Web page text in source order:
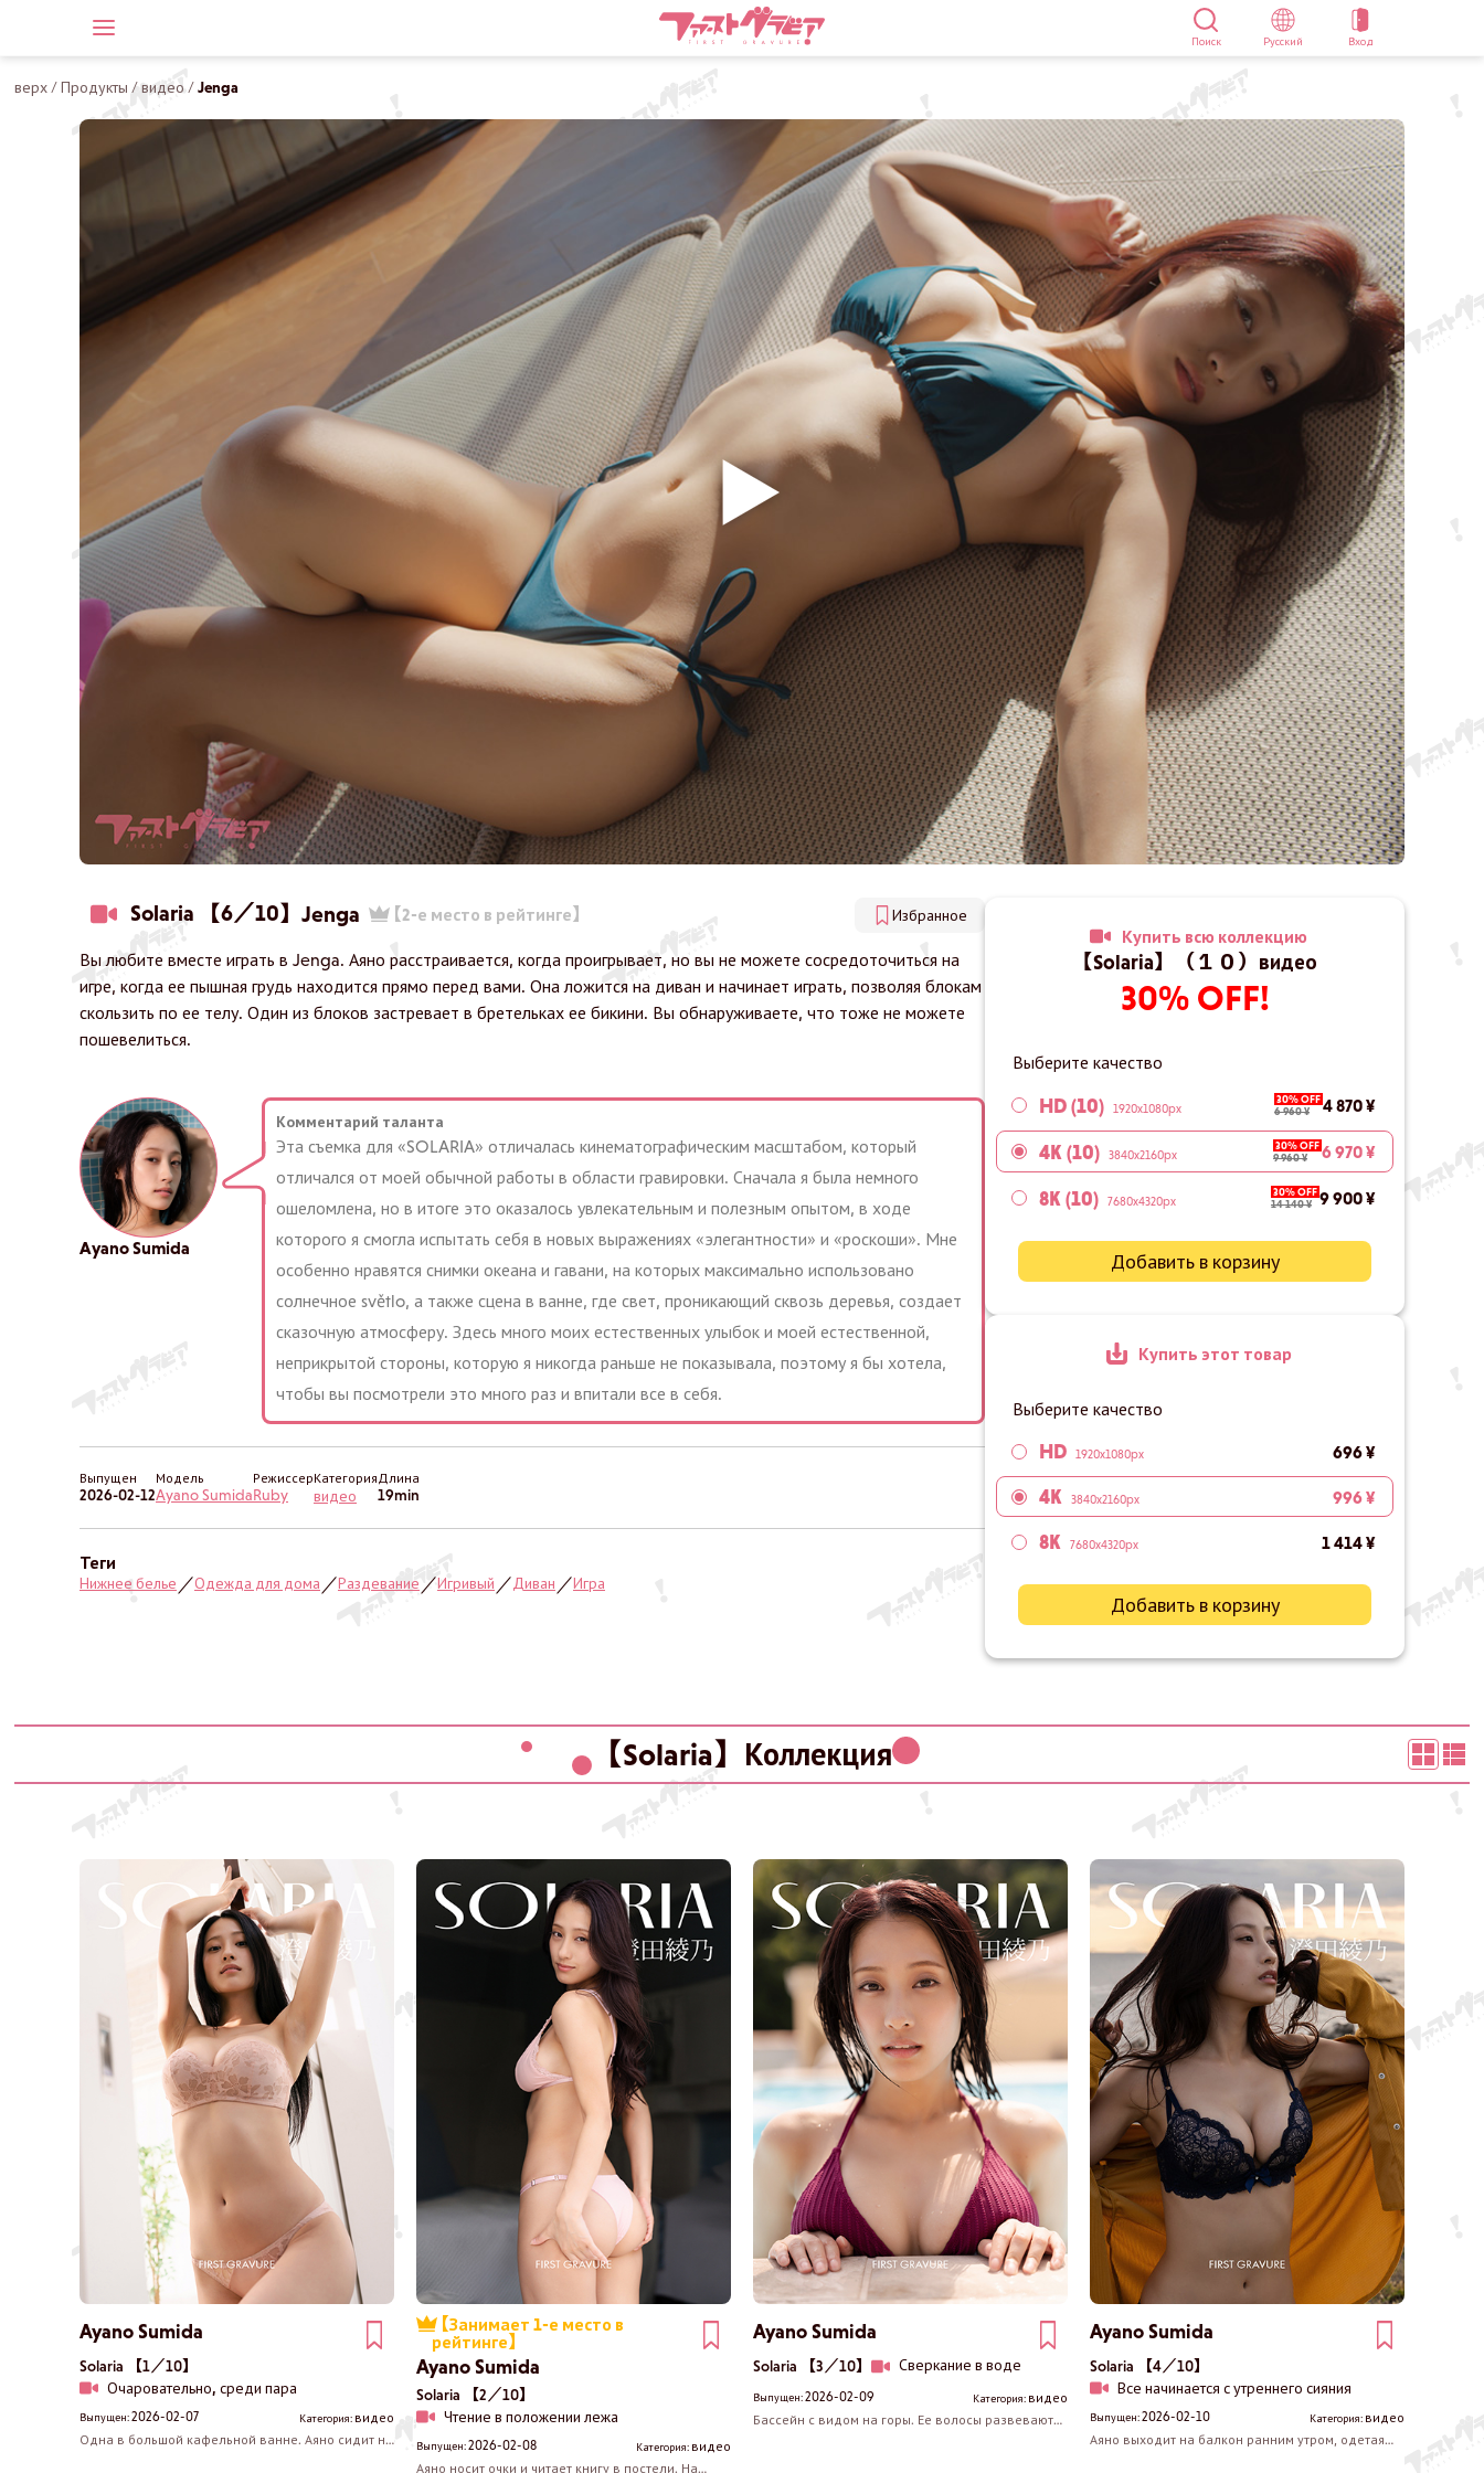
Поиск Русский Вход
верх /Продукты /видео /Jenga
Solaria 【6／10】 Jenga 【2-е место в рейтинге】 Избранное
Вы любите вместе играть в Jenga. Аяно расстраивается, когда проигрывает, но вы не можете сосредоточиться на
игре, когда ее пышная грудь находится прямо перед вами. Она ложится на диван и начинает играть, позволяя блокам
скользить по ее телу. Один из блоков застревает в бретельках ее бикини. Вы обнаруживаете, что тоже не можете
пошевелиться.
Ayano Sumida
Комментарий таланта
Эта съемка для «SOLARIA» отличалась кинематографическим масштабом, который
отличался от моей обычной работы в области гравировки. Сначала я была немного
ошеломлена, но в итоге это оказалось увлекательным и полезным опытом, в ходе
которого я смогла испытать себя в новых выражениях «элегантности» и «роскоши». Мне
особенно нравятся снимки океана и гавани, на которых максимально использовано
солнечное světlo, а также сцена в ванне, где свет, проникающий сквозь деревья, создает
сказочную атмосферу. Здесь много моих естественных улыбок и моей естественной,
неприкрытой стороны, которую я никогда раньше не показывала, поэтому я бы хотела,
чтобы вы посмотрели это много раз и впитали все в себя.
Выпущен
2026-02-12
Модель
Ayano Sumida
Режиссер
Ruby
Категория
видео
Длина
19min
Теги
Нижнее белье ／Одежда для дома ／Раздевание ／Игривый ／ Диван ／Игра
Купить всю коллекцию
【Solaria】（１０）видео
30% OFF!
Выберите качество
HD (10) 1920x1080px
30% OFF
6 960 ¥
4 870 ¥
4K (10) 3840x2160px
30% OFF
9 960 ¥
6 970 ¥
8K (10) 7680x4320px
30% OFF
14 140 ¥
9 900 ¥
Добавить в корзину
Купить этот товар
Выберите качество
HD 1920x1080px 696 ¥
4K 3840x2160px 996 ¥
8K 7680x4320px 1 414 ¥
Добавить в корзину
【Solaria】Коллекция
Ayano Sumida
Solaria 【1／10】
Очаровательно, среди пара
Выпущен:2026-02-07 Категория: видео
Одна в большой кафельной ванне. Аяно сидит на
【Занимает 1-е место в
рейтинге】
Ayano Sumida
Solaria 【2／10】
Чтение в положении лежа
Выпущен:2026-02-08 Категория: видео
Аяно носит очки и читает книгу в постели. На
Ayano Sumida
Solaria 【3／10】 Сверкание в воде
Выпущен:2026-02-09 Категория: видео
Бассейн с видом на горы. Ее волосы развеваются
Ayano Sumida
Solaria 【4／10】
Все начинается с утреннего сияния
Выпущен:2026-02-10 Категория: видео
Аяно выходит на балкон ранним утром, одетая